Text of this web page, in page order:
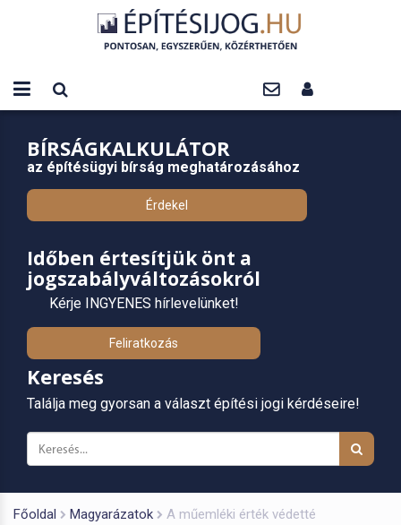
BÍRSÁGKALKULÁTOR
az építésügyi bírság meghatározásához
Érdekel
Időben értesítjük önt a
jogszabályváltozásokról
Kérje INGYENES hírlevelünket!
Feliratkozás
Keresés
Találja meg gyorsan a választ építési jogi kérdéseire!
Főoldal Magyarázatok
A műemléki érték védetté